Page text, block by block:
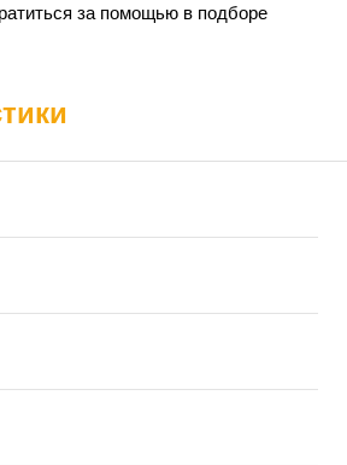
за помощью в подборе